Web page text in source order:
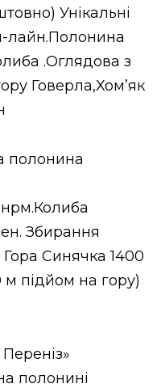
Унікальні
лайн.Полонина
.Оглядова з
Говерла,Хом’як
полонина
Збирання
Гора Синячка 1400
підйом на гору)
полонині